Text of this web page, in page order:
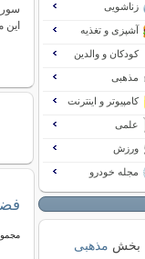
این
زناشویی
آشپزی و تغذیه
کودکان و والدین
مذهبی
کامپیوتر و اینترنت
علمی
ورزش
مجله خودرو
بخش مذهبی